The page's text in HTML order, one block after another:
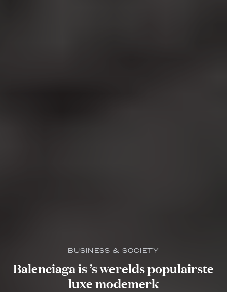
BUSINESS & SOCIETY
Balenciaga is ’s werelds populairste
luxe modemerk